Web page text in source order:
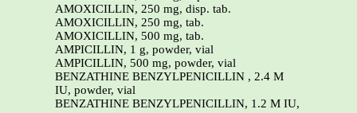
AMOXICILLIN, 250 mg, disp. tab.
AMOXICILLIN, 250 mg, tab.
AMOXICILLIN, 500 mg, tab.
AMPICILLIN, 1 g, powder, vial
AMPICILLIN, 500 mg, powder, vial
BENZATHINE BENZYLPENICILLIN , 2.4 M
IU, powder, vial
BENZATHINE BENZYLPENICILLIN, 1.2 M IU,